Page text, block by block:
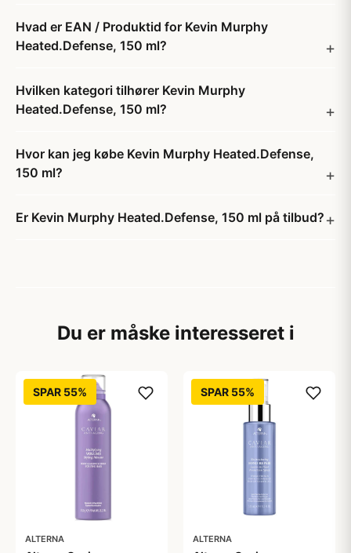
Hvad er EAN / Produktid for Kevin Murphy
Heated.Defense, 150 ml?
Hvilken kategori tilhører Kevin Murphy
Heated.Defense, 150 ml?
Hvor kan jeg købe Kevin Murphy Heated.Defense,
150 ml?
Er Kevin Murphy Heated.Defense, 150 ml på tilbud?
Du er måske interesseret i
SPAR 55%
ALTERNA
SPAR 55%
ALTERNA